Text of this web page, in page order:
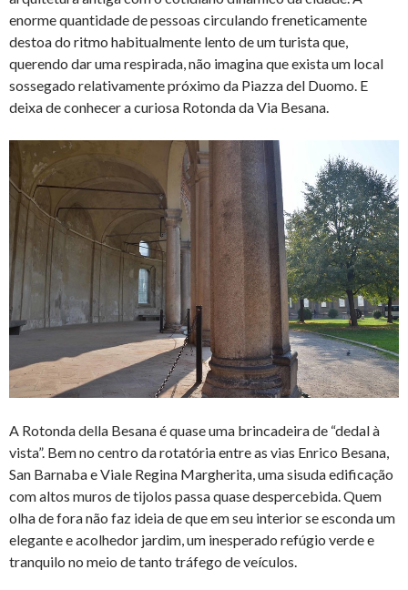
enorme quantidade de pessoas circulando freneticamente
destoa do ritmo habitualmente lento de um turista que,
querendo dar uma respirada, não imagina que exista um local
sossegado relativamente próximo da Piazza del Duomo. E
deixa de conhecer a curiosa Rotonda da Via Besana.
A Rotonda della Besana é quase uma brincadeira de “dedal à
vista”. Bem no centro da rotatória entre as vias Enrico Besana,
San Barnaba e Viale Regina Margherita, uma sisuda edificação
com altos muros de tijolos passa quase despercebida. Quem
olha de fora não faz ideia de que em seu interior se esconda um
elegante e acolhedor jardim, um inesperado refúgio verde e
tranquilo no meio de tanto tráfego de veículos.